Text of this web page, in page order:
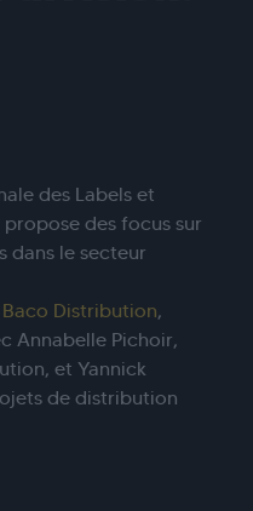
des Labels et
des focus sur
dans le secteur
Baco Distribution,
Annabelle Pichoir,
et Yannick
de distribution